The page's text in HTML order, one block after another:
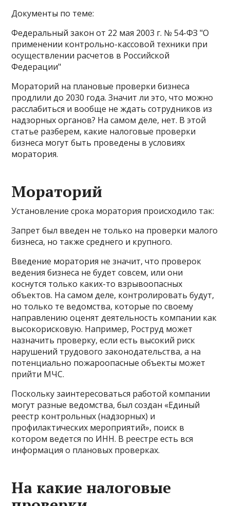
Документы по теме:
Федеральный закон от 22 мая 2003 г. № 54-ФЗ "О
применении контрольно-кассовой техники при
осуществлении расчетов в Российской
Федерации"
Мораторий на плановые проверки бизнеса
продлили до 2030 года. Значит ли это, что можно
расслабиться и вообще не ждать сотрудников из
надзорных органов? На самом деле, нет. В этой
статье разберем, какие налоговые проверки
бизнеса могут быть проведены в условиях
моратория.
Мораторий
Установление срока моратория происходило так:
Запрет был введен не только на проверки малого
бизнеса, но также среднего и крупного.
Введение моратория не значит, что проверок
ведения бизнеса не будет совсем, или они
коснутся только каких-то взрывоопасных
объектов. На самом деле, контролировать будут,
но только те ведомства, которые по своему
направлению оценят деятельность компании как
высокорисковую. Например, Роструд может
назначить проверку, если есть высокий риск
нарушений трудового законодательства, а на
потенциально пожароопасные объекты может
прийти МЧС.
Поскольку заинтересоваться работой компании
могут разные ведомства, был создан «Единый
реестр контрольных (надзорных) и
профилактических мероприятий», поиск в
котором ведется по ИНН. В реестре есть вся
информация о плановых проверках.
На какие налоговые